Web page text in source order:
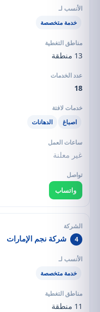
خدمة متخصصة
13 منطقة
18
اصباغ الدهانات
غير معلنة
واتساب
4 شركة نجم الإمارات
خدمة متخصصة
11 منطقة